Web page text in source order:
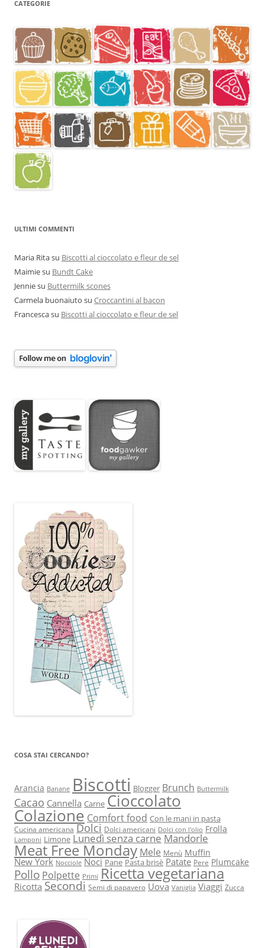
CATEGORIE
ULTIMI COMMENTI
Maria Ritasu Biscotti al cioccolato e fleur de sel
Maimiesu Bundt Cake
Jenniesu Buttermilk scones
Carmela buonaiuto su Croccantini al bacon
Francescasu Biscotti al cioccolato e fleur de sel
COSA STAI CERCANDO?
Arancia Banane Biscotti Blogger Brunch Buttermilk
Cacao Cannella Carne Cioccolato
Colazione Comfort food Con le mani in pasta
Cucina americana Dolci Dolci americani Dolci con l'olio Frolla
Lamponi Limone Lunedì senza carne Mandorle
Meat Free Monday Mele Menù Muffin
New York Nocciole Noci Pane Pasta brisè Patate Pere Plumcake
Pollo Polpette Primi Ricetta vegetariana
Ricotta Secondi Semi di papavero Uova Vaniglia Viaggi Zucca